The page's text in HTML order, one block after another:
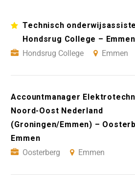
Technisch
Hondsrug College – Emmen
Hondsrug College
Emmen
Accountmanager
Noord-Oost Nederland
(Groningen/Emmen) –
Emmen
Oosterberg
Emmen